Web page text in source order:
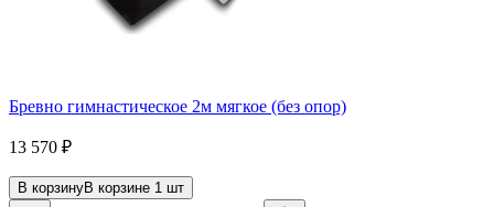
Бревно гимнастическое 2м мягкое (без опор)
13 570 ₽
В корзинуВ корзине 1 шт